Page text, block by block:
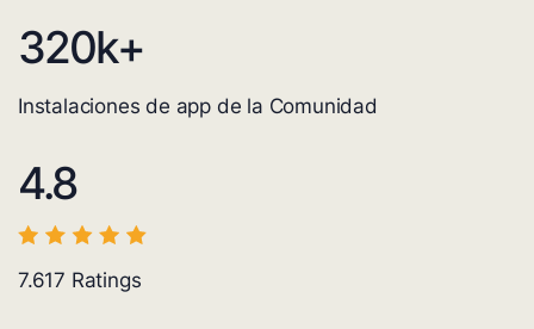
320k+
Instalaciones de app de la Comunidad
4.8
7.617 Ratings